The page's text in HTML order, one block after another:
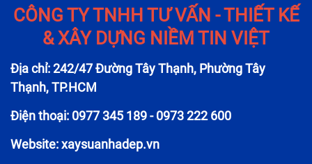
CÔNG TY TNHH TƯ VẤN - THIẾT KẾ
& XÂY DỰNG NIỀM TIN VIỆT
Địa chỉ: 242/47 Đường Tây Thạnh, Phường Tây
Thạnh, TP.HCM
Điện thoại: 0977 345 189 - 0973 222 600
Website: xaysuanhadep.vn